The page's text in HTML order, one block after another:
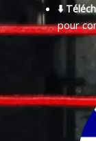
⬇️
pour